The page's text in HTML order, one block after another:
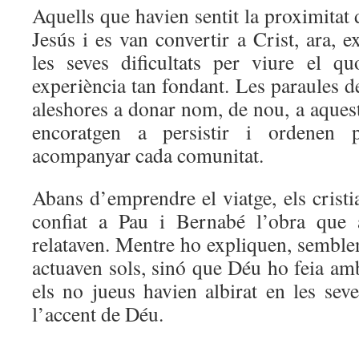
Aquells que havien sentit la proximitat
Jesús i es van convertir a Crist, ara,
les seves dificultats per viure el
experiència tan fondant. Les paraules
aleshores a donar nom, de nou, a
encoratgen a persistir i ordenen
acompanyar cada comunitat.
Abans d’emprendre el viatge, els
confiat a Pau i Bernabé l’obra
relataven. Mentre ho expliquen,
actuaven sols, sinó que Déu ho feia
els no jueus havien albirat en les
l’accent de Déu.